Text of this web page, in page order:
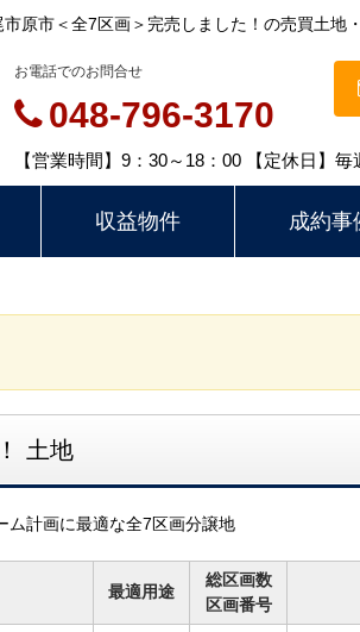
市原市＜全7区画＞完売しました！の売買土
お電話でのお問合せ
048-796-3170
【営業時間】9：30～18：00 【定休日】
収益物件 成約事
土地
ム計画に最適な全7区画分譲地
最適用途
総区画数
区画番号